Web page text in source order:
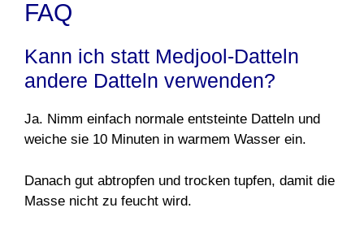
FAQ
Kann ich statt Medjool-Datteln
andere Datteln verwenden?
Ja. Nimm einfach normale entsteinte Datteln und
weiche sie 10 Minuten in warmem Wasser ein.
Danach gut abtropfen und trocken tupfen, damit die
Masse nicht zu feucht wird.